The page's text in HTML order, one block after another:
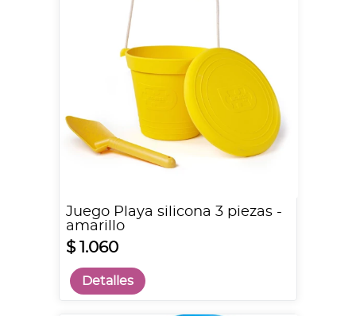
Juego Playa silicona 3 piezas -
amarillo
$ 1.060
Detalles